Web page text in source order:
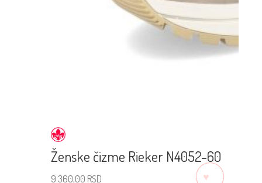
Ženske čizme Rieker N4052-60
9.360,00 RSD